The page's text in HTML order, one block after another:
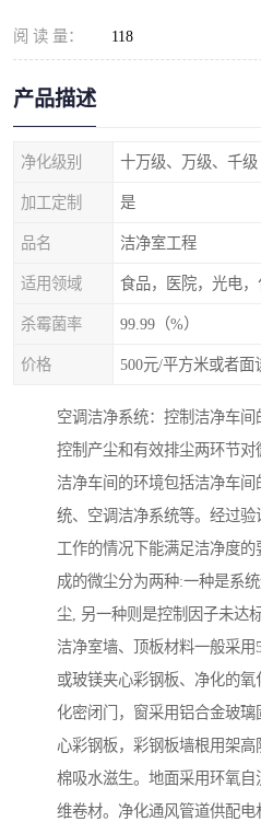
阅 读 量： 118
产品描述
净化级别 十万级、万级、千级
加工定制 是
品名 洁净室工程
适用领域 食品，医院，光电
杀霉菌率 99.99（%）
价格 500元/平方米或者面
空调洁净系统：控制洁净车
控制产尘和有效排尘两环节对
洁净车间的环境包括洁净车
统、空调洁净系统等。经过
工作的情况下能满足洁净度
成的微尘分为两种:一种是系
尘, 另一种则是控制因子未达标
洁净室墙、顶板材料一般采
或玻镁夹心彩钢板、净化的
化密闭门，窗采用铝合金玻
心彩钢板，彩钢板墙根用架
棉吸水滋生。地面采用环氧
维卷材。净化通风管道供配